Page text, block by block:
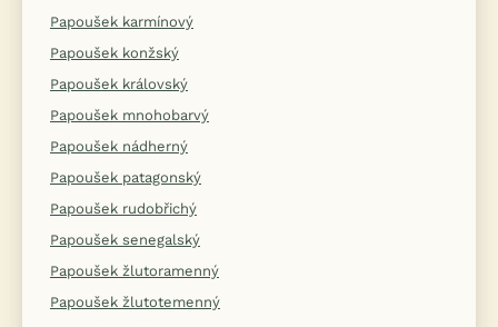
Papoušek karmínový
Papoušek konžský
Papoušek královský
Papoušek mnohobarvý
Papoušek nádherný
Papoušek patagonský
Papoušek rudobřichý
Papoušek senegalský
Papoušek žlutoramenný
Papoušek žlutotemenný